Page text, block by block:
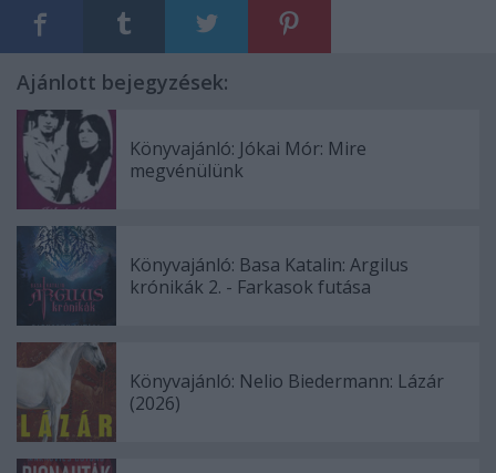
Ajánlott bejegyzések:
Könyvajánló: Jókai Mór: Mire
megvénülünk
Könyvajánló: Basa Katalin: Argilus
krónikák 2. - Farkasok futása
Könyvajánló: Nelio Biedermann: Lázár
(2026)